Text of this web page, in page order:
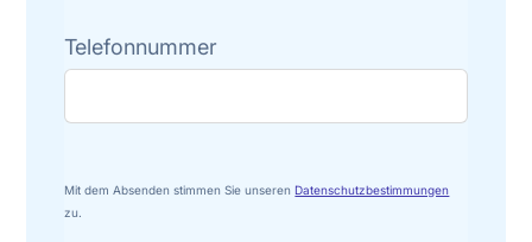
Telefonnummer
Mit dem Absenden stimmen Sie unserenDatenschutzbestimmungen
zu.